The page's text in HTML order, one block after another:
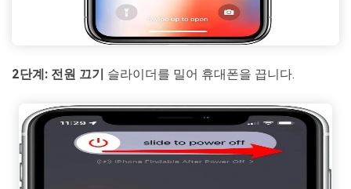
2단계: 전원 끄기 슬라이더를 밀어 휴대폰을 끕니다.